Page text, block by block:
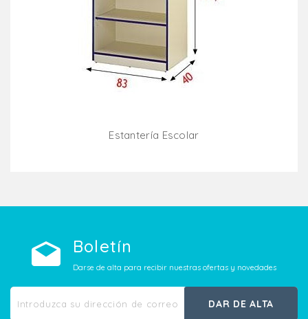
Estantería Escolar
Boletín
Darse de alta para recibir nuestras ofertas y novedades
DAR DE ALTA